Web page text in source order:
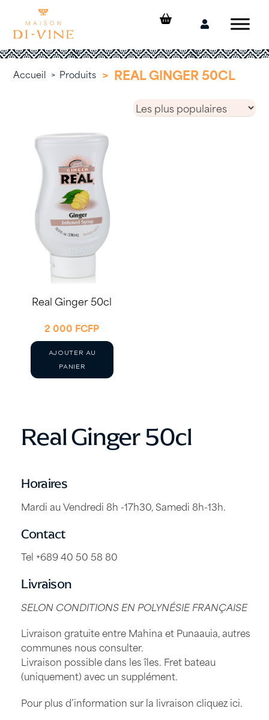
content
Mon
Accueil > Produits > REAL GINGER 50CL
Real Ginger 50cl
Horaires
Mardi au Vendredi 8h -17h30, Samedi 8h-13h.
Contact
Tel +689 40 50 58 80
Livraison
SELON CONDITIONS EN POLYNÉSIE FRANÇAISE
Livraison gratuite entre Mahina et Punaauia, autres
communes nous consulter.
Livraison possible dans les îles. Fret bateau
(uniquement) avec un supplément.
Pour plus d’information sur la livraisoncliquez ici.
Real Ginger 50cl
2 000 FCFP
AJOUTER AU
PANIER